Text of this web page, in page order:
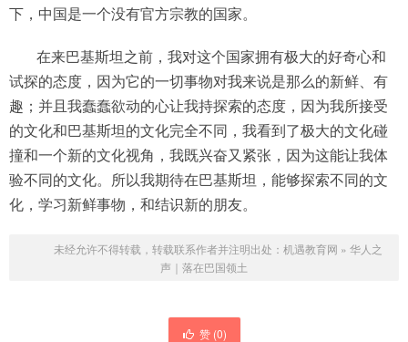
下，中国是一个没有官方宗教的国家。
在来巴基斯坦之前，我对这个国家拥有极大的好奇心和
试探的态度，因为它的一切事物对我来说是那么的新鲜、有
趣；并且我蠢蠢欲动的心让我持探索的态度，因为我所接受
的文化和巴基斯坦的文化完全不同，我看到了极大的文化碰
撞和一个新的文化视角，我既兴奋又紧张，因为这能让我体
验不同的文化。所以我期待在巴基斯坦，能够探索不同的文
化，学习新鲜事物，和结识新的朋友。
未经允许不得转载，转载联系作者并注明出处： 机遇教育网 » 华人之
声｜​落在巴国领土​
赞 (0)